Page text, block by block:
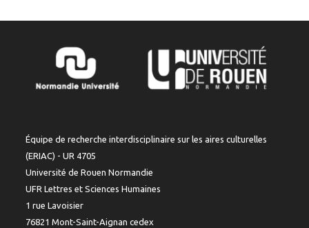
Équipe de recherche interdisciplinaire sur les aires culturelles
(ERIAC) - UR 4705
Université de Rouen Normandie
UFR Lettres et Sciences Humaines
1 rue Lavoisier
76821 Mont-Saint-Aignan cedex